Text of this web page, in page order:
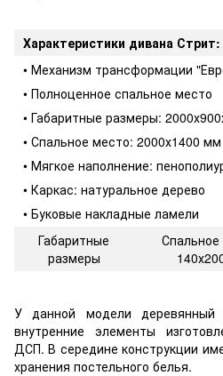
Характеристики дивана Стрит:
• Механизм трансформации
• Полноценное спальное место
• Габаритные размеры:
• Спальное место: 2000х1400 мм
• Мягкое наполнение:
• Каркас: натуральное дерево
• Буковые накладные ламели
Габаритные
размеры
У данной модели деревянный
внутренние элементы
ДСП. В середине конструкции
хранения постельного белья.